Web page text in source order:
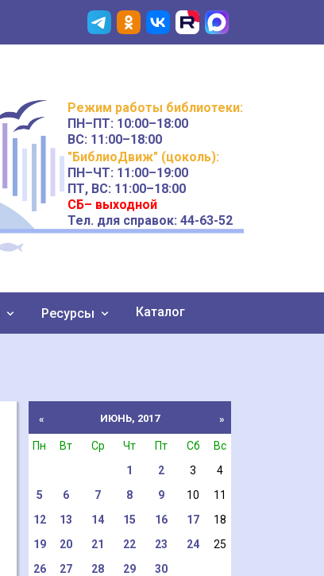
Режим работы библиотеки:
ПН–ПТ: 10:00–18:00
ВС: 11:00–18:00
"БиблиоДвиж" (цоколь):
ПН–ЧТ: 11:00–19:00
ПТ, ВС: 11:00–18:00
СБ– выходной
Тел. для справок: 44-63-52
Ресурсы Каталог
« ИЮНЬ, 2017 »
Пн Вт Ср Чт Пт Сб
Вс
1
2 3
4
5
6 7 8 9 10
11
12
13 14 15 16 17
18
19
20 21 22 23 24
25
26
27 28 29 30